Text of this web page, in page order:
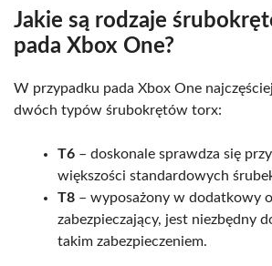
Jakie są rodzaje
pada Xbox One?
W przypadku pada Xbox One
dwóch typów śrubokrętów torx:
T6 – doskonale sprawdza się
większości standardowych
T8 – wyposażony w dodatkowy
zabezpieczający, jest niezbędny
takim zabezpieczeniem.